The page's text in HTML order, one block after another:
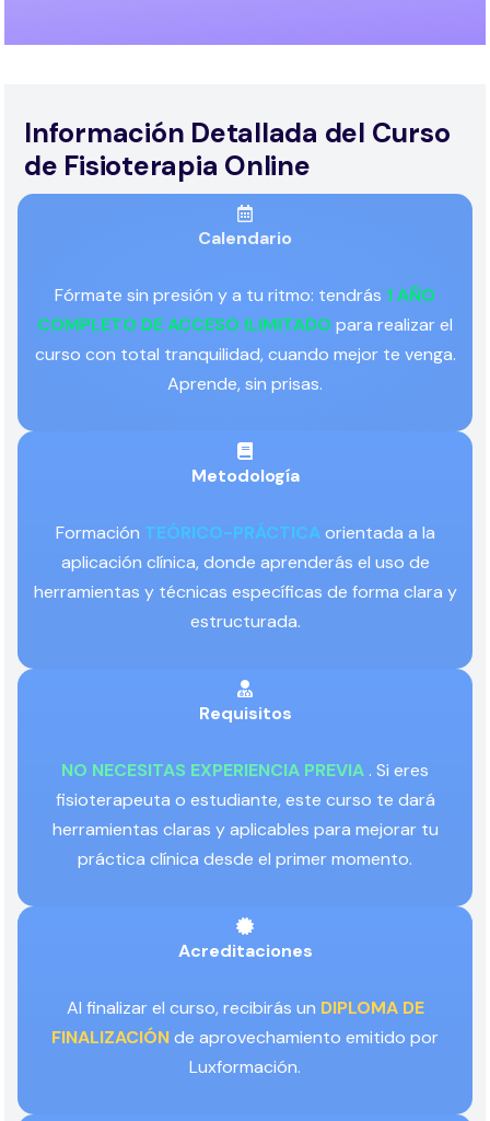
Información Detallada del Curso
de Fisioterapia Online
Calendario
Fórmate sin presión y a tu ritmo: tendrás 1 AÑO
COMPLETO DE ACCESO ILIMITADO para realizar el
curso con total tranquilidad, cuando mejor te venga.
Aprende, sin prisas.
Metodología
Formación TEÓRICO-PRÁCTICAorientada a la
aplicación clínica, donde aprenderás el uso de
herramientas y técnicas específicas de forma clara y
estructurada.
Requisitos
NO NECESITAS EXPERIENCIA PREVIA . Si eres
fisioterapeuta o estudiante, este curso te dará
herramientas claras y aplicables para mejorar tu
práctica clínica desde el primer momento.
Acreditaciones
Al finalizar el curso, recibirás un DIPLOMA DE
FINALIZACIÓNde aprovechamiento emitido por
Luxformación.